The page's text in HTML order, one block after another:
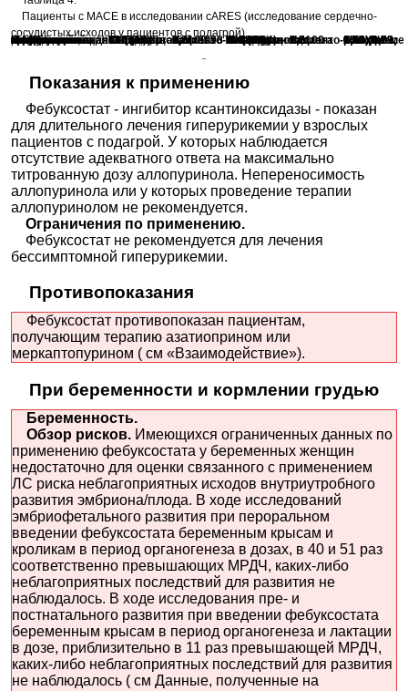
Пациенты с MACE в исследовании сARES (исследование сердечно-
сосудистых исходов у пациентов с подагрой).
Показатели Фебуксостат, N=3098 Аллопуринол, N=3092 Отношение рисков
Количество пациентов с событием, % Частота на 100 пациенто-лет Количество пациентов с событием, % Частота на 100 пациенто-лет 95% ДИ
Комбинированная конечная точка MACE 335 (10,8) 3,8 321 (10,4) 3,7 1,03 (0,89; 1,21)
Наступления смерти по причине сердечно-сосудистых осложнений 134 (4,3) 1,5 100 (3,2) 1,1 1,34 (1,03; 1,73)
Нефатальный инфаркт миокарда111 (3,6) 1,2 118 (3,8) 1,3 0,93 (0,72; 1,21)
Нефатальный инсульт 71 (2,3) 0,8 70 (2,3) 0,8 1,01 (0,73; 1,41)
Нестабильная стенокардия, требующая проведения неотложной коронарной реваскуляризации49 (1,6) 0,5 56 (1,8) 0,6 0,86 (0,59; 1,26)
Показания к применению
Фебуксостат - ингибитор ксантиноксидазы - показан
для длительного лечения гиперурикемии у взрослых
пациентов с подагрой. У которых наблюдается
отсутствие адекватного ответа на максимально
титрованную дозу аллопуринола. Непереносимость
аллопуринола или у которых проведение терапии
аллопуринолом не рекомендуется.
Ограничения по применению.
Фебуксостат не рекомендуется для лечения
бессимптомной гиперурикемии.
Противопоказания
Фебуксостат противопоказан пациентам,
получающим терапию азатиоприном или
меркаптопурином ( см «Взаимодействие»).
При беременности и кормлении грудью
Беременность.
Обзор рисков. Имеющихся ограниченных данных по
применению фебуксостата у беременных женщин
недостаточно для оценки связанного с применением
ЛС риска неблагоприятных исходов внутриутробного
развития эмбриона/плода. В ходе исследований
эмбриофетального развития при пероральном
введении фебуксостата беременным крысам и
кроликам в период органогенеза в дозах, в 40 и 51 раз
соответственно превышающих МРДЧ, каких-либо
неблагоприятных последствий для развития не
наблюдалось. В ходе исследования пре- и
постнатального развития при введении фебуксостата
беременным крысам в период органогенеза и лактации
в дозе, приблизительно в 11 раз превышающей МРДЧ,
каких-либо неблагоприятных последствий для развития
не наблюдалось ( см Данные, полученные на